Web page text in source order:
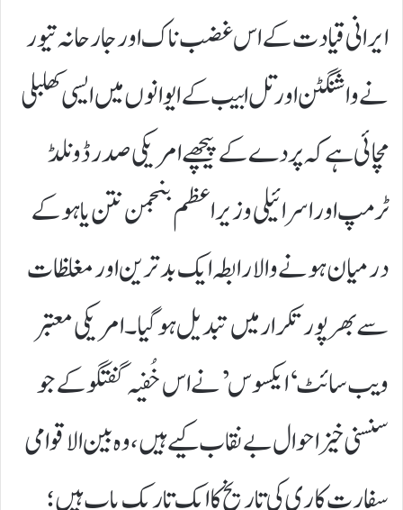
​ایرانی قیادت کے اس غضب ناک اور جارحانہ تیور
نے واشنگٹن اور تل ابیب کے ایوانوں میں ایسی کھلبلی
مچائی ہے کہ پردے کے پیچھے امریکی صدر ڈونلڈ
ٹرمپ اور اسرائیلی وزیراعظم بنجمن نتن یاہو کے
درمیان ہونے والا رابطہ ایک بدترین اور مغلظات
سے بھرپور تکرار میں تبدیل ہو گیا۔ امریکی معتبر
ویب سائٹ ‘ایکسوس’ نے اس خُفیہ گفتگو کے جو
سنسنی خیز احوال بے نقاب کیے ہیں، وہ بین الاقوامی
سفارت کاری کی تاریخ کا ایک تاریک باب ہیں؛